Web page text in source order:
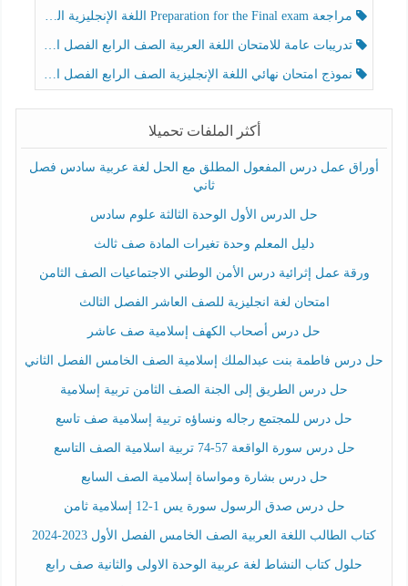
مراجعة Preparation for the Final exam اللغة الإنجليزية الصف الرابع الفصل الثالث
تدريبات عامة للامتحان اللغة العربية الصف الرابع الفصل الثالث
نموذج امتحان نهائي اللغة الإنجليزية الصف الرابع الفصل الثالث
أكثر الملفات تحميلا
أوراق عمل درس المفعول المطلق مع الحل لغة عربية سادس فصل
ثاني
حل الدرس الأول الوحدة الثالثة علوم سادس
دليل المعلم وحدة تغيرات المادة صف ثالث
ورقة عمل إثرائية درس الأمن الوطني الاجتماعيات الصف الثامن
امتحان لغة انجليزية للصف العاشر الفصل الثالث
حل درس أصحاب الكهف إسلامية صف عاشر
حل درس فاطمة بنت عبدالملك إسلامية الصف الخامس الفصل الثاني
حل درس الطريق إلى الجنة الصف الثامن تربية إسلامية
حل درس للمجتمع رجاله ونساؤه تربية إسلامية صف تاسع
حل درس سورة الواقعة 57-74 تربية اسلامية الصف التاسع
حل درس بشارة ومواساة إسلامية الصف السابع
حل درس صدق الرسول سورة يس 1-12 إسلامية ثامن
كتاب الطالب اللغة العربية الصف الخامس الفصل الأول 2023-2024
حلول كتاب النشاط لغة عربية الوحدة الاولى والثانية صف رابع